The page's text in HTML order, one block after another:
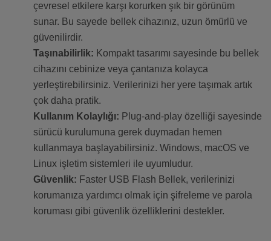
çevresel etkilere karşı korurken şık bir görünüm
sunar. Bu sayede bellek cihazınız, uzun ömürlü ve
güvenilirdir.
Taşınabilirlik: Kompakt tasarımı sayesinde bu bellek
cihazını cebinize veya çantanıza kolayca
yerleştirebilirsiniz. Verilerinizi her yere taşımak artık
çok daha pratik.
Kullanım Kolaylığı: Plug-and-play özelliği sayesinde
sürücü kurulumuna gerek duymadan hemen
kullanmaya başlayabilirsiniz. Windows, macOS ve
Linux işletim sistemleri ile uyumludur.
Güvenlik: Faster USB Flash Bellek, verilerinizi
korumanıza yardımcı olmak için şifreleme ve parola
koruması gibi güvenlik özelliklerini destekler.